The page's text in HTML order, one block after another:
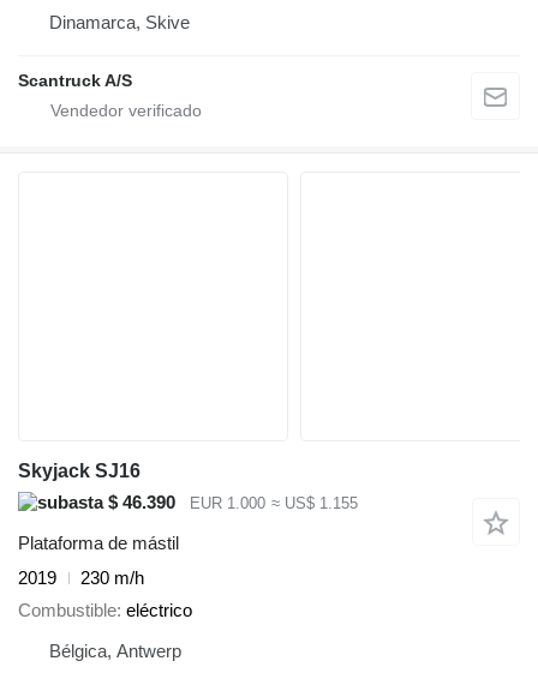
Dinamarca, Skive
Scantruck A/S
Skyjack SJ16
$ 46.390
EUR 1.000 ≈ US$ 1.155
Plataforma de mástil
2019
230 m/h
Combustible eléctrico
Bélgica, Antwerp